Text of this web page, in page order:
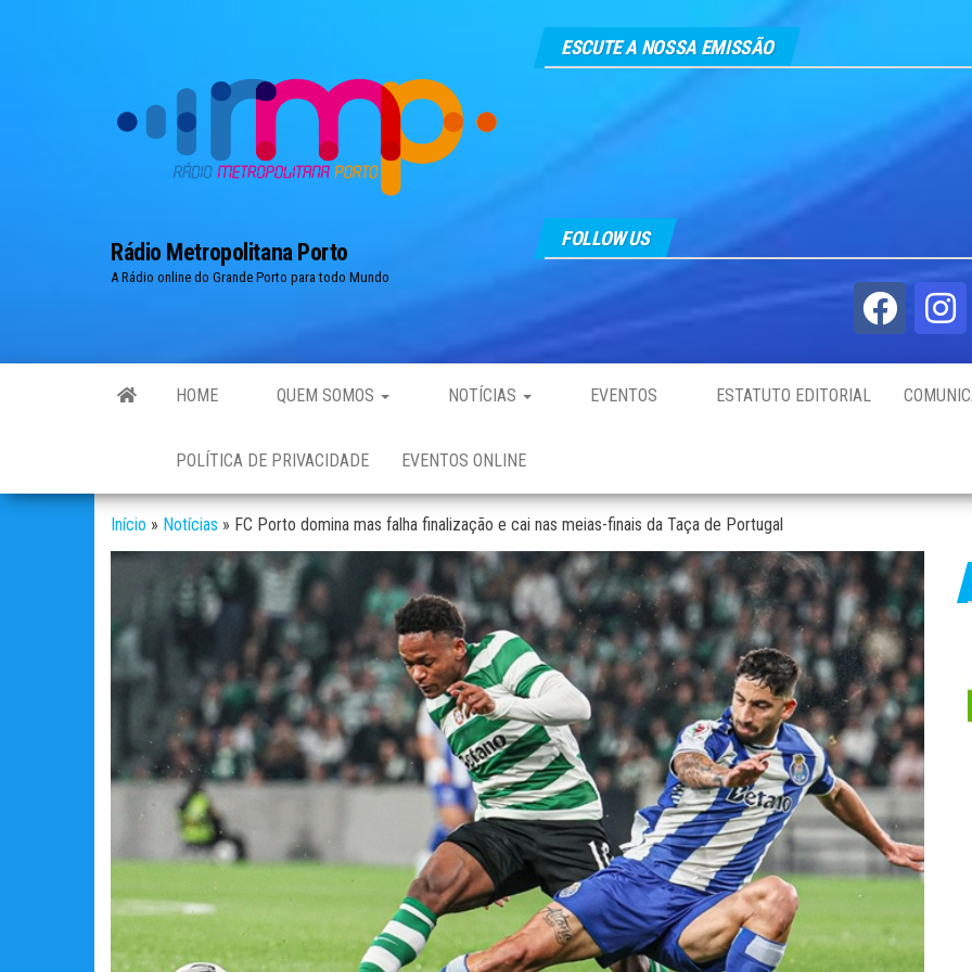
Rádio Metropolitana Porto
A Rádio online do Grande Porto para todo Mundo
ESCUTE A NOSSA EMISSÃO
FOLLOW US
HOME QUEM SOMOS NOTÍCIAS EVENTOS ESTATUTO EDITORIAL
POLÍTICA DE PRIVACIDADE EVENTOS ONLINE
Início » Notícias » FC Porto domina mas falha finalização e cai nas meias-finais da Taça de Portugal